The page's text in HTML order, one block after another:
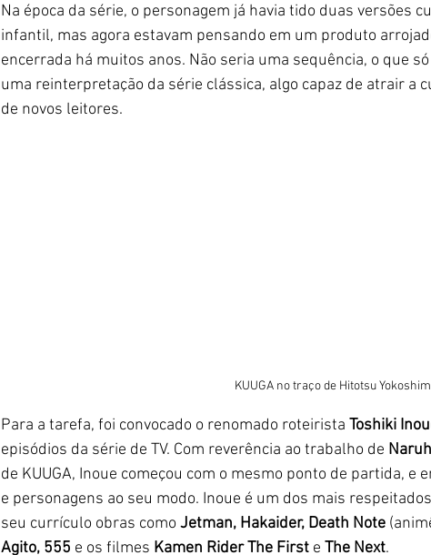
Na época da série, o personagem já havia tido duas versões
infantil, mas agora estavam pensando em um produto
encerrada há muitos anos. Não seria uma sequência, o que
uma reinterpretação da série clássica, algo capaz de atrair a
de novos leitores.
KUUGA no traço de Hitotsu
Para a tarefa, foi convocado o renomado roteirista Toshiki
episódios da série de TV. Com reverência ao trabalho de
de KUUGA, Inoue começou com o mesmo ponto de partida, e
e personagens ao seu modo. Inoue é um dos mais
seu currículo obras como Jetman, Hakaider, Death Note
Agito, 555 e os filmes Kamen Rider The First e The Next.